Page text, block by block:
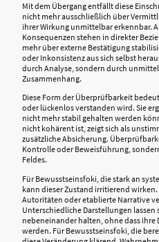
Mit dem Übergang entfällt diese
nicht mehr ausschließlich über
ihrer Wirkung unmittelbar erkennbar.
Konsequenzen stehen in direkter
mehr über externe Bestätigung
oder Inkonsistenz aus sich selbst
durch Analyse, sondern durch
Zusammenhang.
Diese Form der Überprüfbarkeit
oder lückenlos verstanden wird. Sie
nicht mehr stabil gehalten werden
nicht kohärent ist, zeigt sich als
zusätzliche Absicherung.
Kontrolle oder Beweisführung,
Feldes.
Für Bewusstseinsfoki, die stark an
kann dieser Zustand irritierend
Autoritäten oder etablierte Narrative
Unterschiedliche Darstellungen
nebeneinander halten, ohne dass
werden. Für Bewusstseinsfoki, die